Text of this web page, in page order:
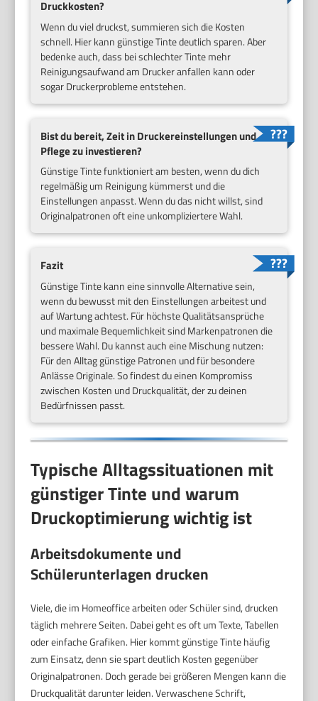
Druckkosten?
Wenn du viel druckst, summieren sich die Kosten
schnell. Hier kann günstige Tinte deutlich sparen. Aber
bedenke auch, dass bei schlechter Tinte mehr
Reinigungsaufwand am Drucker anfallen kann oder
sogar Druckerprobleme entstehen.
Bist du bereit, Zeit in Druckereinstellungen und
Pflege zu investieren?
Günstige Tinte funktioniert am besten, wenn du dich
regelmäßig um Reinigung kümmerst und die
Einstellungen anpasst. Wenn du das nicht willst, sind
Originalpatronen oft eine unkompliziertere Wahl.
Fazit
Günstige Tinte kann eine sinnvolle Alternative sein,
wenn du bewusst mit den Einstellungen arbeitest und
auf Wartung achtest. Für höchste Qualitätsansprüche
und maximale Bequemlichkeit sind Markenpatronen die
bessere Wahl. Du kannst auch eine Mischung nutzen:
Für den Alltag günstige Patronen und für besondere
Anlässe Originale. So findest du einen Kompromiss
zwischen Kosten und Druckqualität, der zu deinen
Bedürfnissen passt.
Typische Alltagssituationen mit
günstiger Tinte und warum
Druckoptimierung wichtig ist
Arbeitsdokumente und
Schülerunterlagen drucken
Viele, die im Homeoffice arbeiten oder Schüler sind, drucken
täglich mehrere Seiten. Dabei geht es oft um Texte, Tabellen
oder einfache Grafiken. Hier kommt günstige Tinte häufig
zum Einsatz, denn sie spart deutlich Kosten gegenüber
Originalpatronen. Doch gerade bei größeren Mengen kann die
Druckqualität darunter leiden. Verwaschene Schrift,